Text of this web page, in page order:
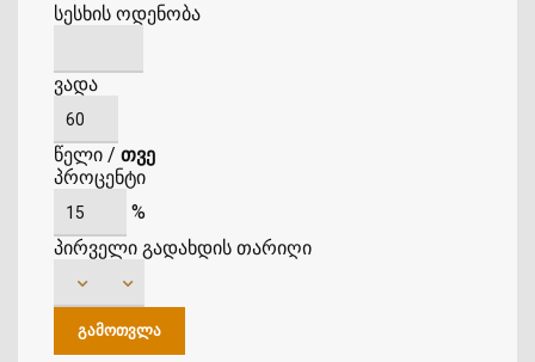
სესხის ოდენობა
ვადა
წელი / თვე
პროცენტი
%
პირველი გადახდის თარიღი